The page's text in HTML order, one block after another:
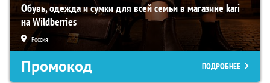
Обувь, одежда и сумки для всей семьи в магазине kari
на Wildberries
Россия
Промокод ПОДРОБНЕЕ